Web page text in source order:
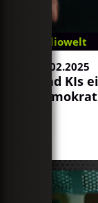
Radiowelt
15.02.2025
Sind KIs